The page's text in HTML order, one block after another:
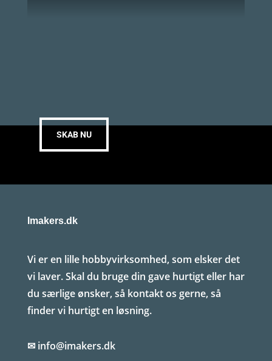
SKAB NU
Imakers.dk
Vi er en lille hobbyvirksomhed, som elsker det
vi laver. Skal du bruge din gave hurtigt eller har
du særlige ønsker, så kontakt os gerne, så
finder vi hurtigt en løsning.
✉ info@imakers.dk